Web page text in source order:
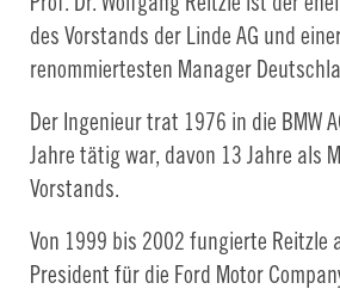
des Vorstands der Linde AG und
renommiertesten Manager
Der Ingenieur trat 1976 in die BMW
Jahre tätig war, davon 13 Jahre als
Vorstands.
Von 1999 bis 2002 fungierte Reitzle
President für die Ford Motor